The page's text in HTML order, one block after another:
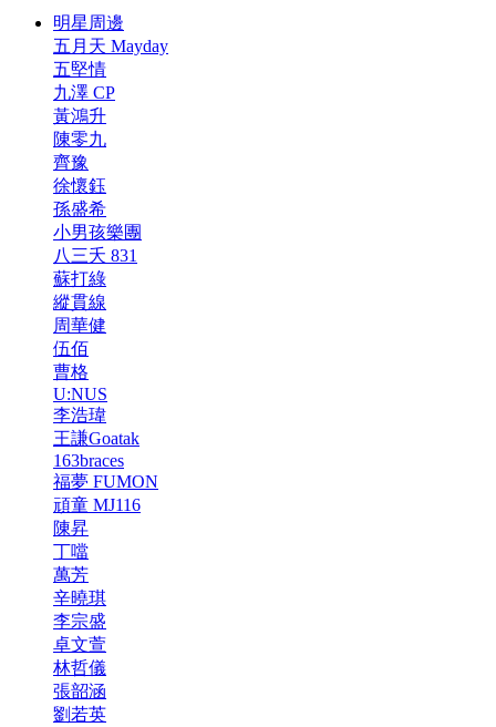
明星周邊
五月天 Mayday
五堅情
九澤 CP
黃鴻升
陳零九
齊豫
徐懷鈺
孫盛希
小男孩樂團
八三夭 831
蘇打綠
縱貫線
周華健
伍佰
曹格
U:NUS
李浩瑋
王謙Goatak
163braces
福夢 FUMON
頑童 MJ116
陳昇
丁噹
萬芳
辛曉琪
李宗盛
卓文萱
林哲儀
張韶涵
劉若英